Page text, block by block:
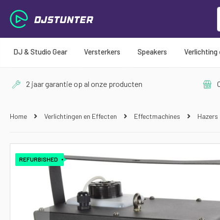
DJ & Studio Gear Versterkers Speakers
2 jaar garantie op al onze producten
Home Verlichtingen en Effecten Effectmachines Hazers
naar
afbeeldingen-
REFURBISHED